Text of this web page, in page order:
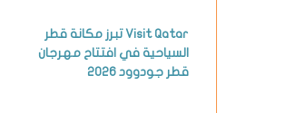
Visit Qatar تبرز مكانة قطر
السياحية في افتتاح مهرجان
قطر جودوود 2026